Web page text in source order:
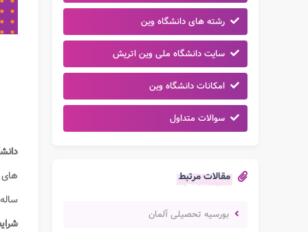
رشته های دانشگاه وین
سایت دانشگاه ملی وین اتریش
امکانات دانشگاه وین
سوالات متداول
مقالات مرتبط
بورسیه تحصیلی آلمان